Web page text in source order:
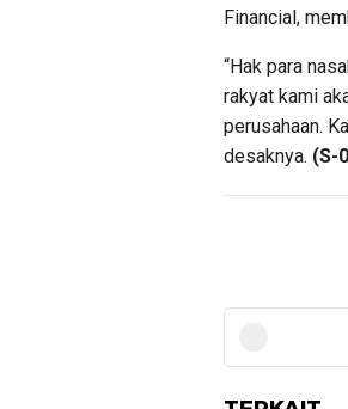
Financial,
“Hak para
rakyat kami
perusahaan.
desaknya. (S-